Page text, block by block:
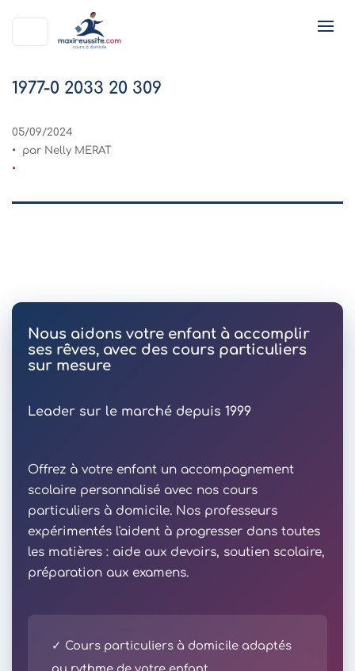
1977-0 2033 20 309
05/09/2024
par Nelly MERAT
Nous aidons votre enfant à accomplir
ses rêves, avec des cours particuliers
sur mesure
Leader sur le marché depuis 1999
Offrez à votre enfant un accompagnement
scolaire personnalisé avec nos cours
particuliers à domicile. Nos professeurs
expérimentés l'aident à progresser dans toutes
les matières : aide aux devoirs, soutien scolaire,
préparation aux examens.
✓ Cours particuliers à domicile adaptés